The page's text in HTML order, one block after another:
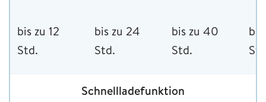
bis zu 12
Std.
bis zu 24
Std.
bis zu 40
Std.
bis
Schnellladefunktion